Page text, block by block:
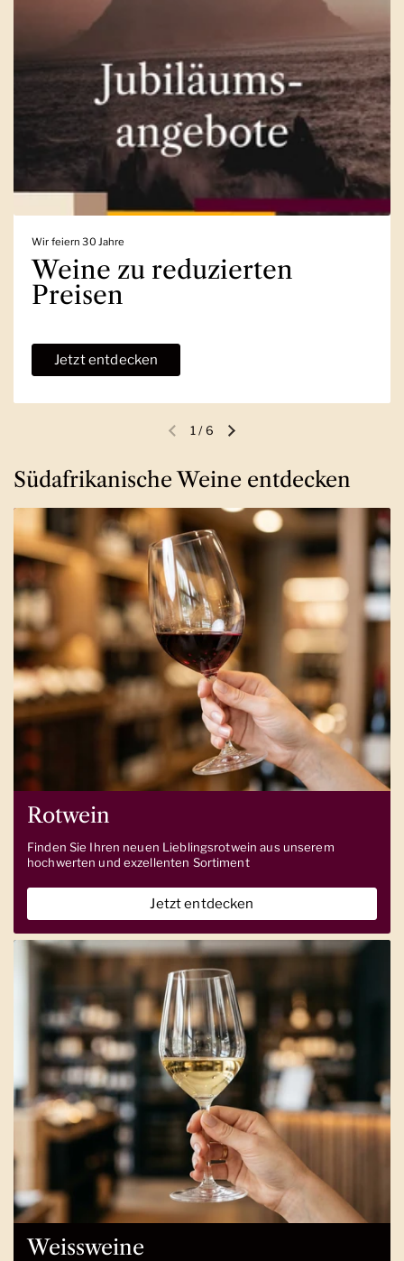
Wir feiern 30 Jahre
Weine zu reduzierten
Preisen
Jetzt entdecken
Vorherige FolieNächste Folie
1 /6
Südafrikanische Weine entdecken
Rotwein
Finden Sie Ihren neuen Lieblingsrotwein aus unserem
hochwerten und exzellenten Sortiment
Jetzt entdecken
Weissweine